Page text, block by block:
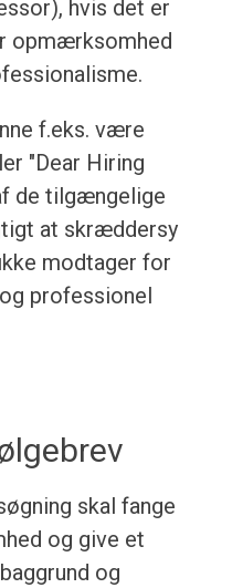
hvis det er
opmærksomhed
f.eks. være
"Dear Hiring
de tilgængelige
at skræddersy
modtager for
professionel
skal fange
og give et
og